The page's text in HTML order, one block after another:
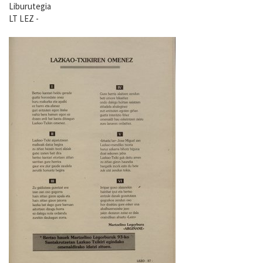
Liburutegia
LT LEZ -